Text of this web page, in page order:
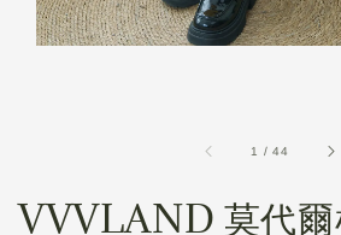
1 /44
VVVLAND 莫代爾